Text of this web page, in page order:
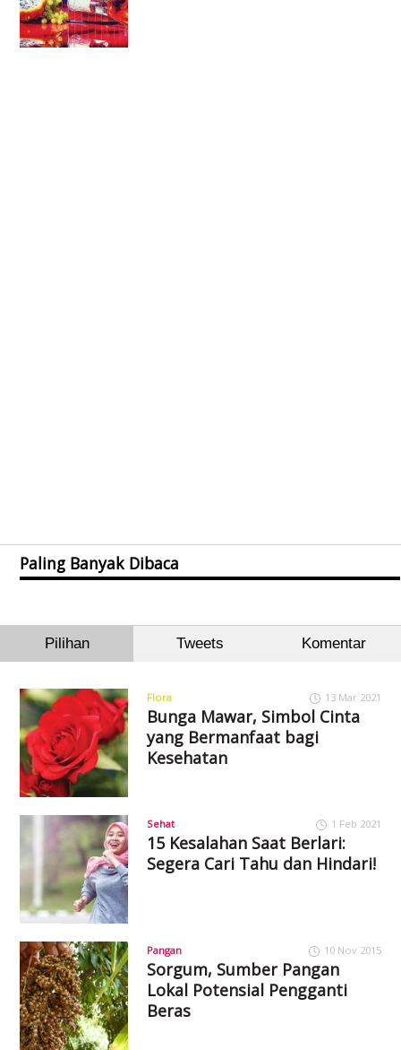
Paling Banyak Dibaca
Pilihan Tweets Komentar
Flora 13 Mar 2021
Bunga Mawar, Simbol Cinta
yang Bermanfaat bagi
Kesehatan
Sehat 1 Feb 2021
15 Kesalahan Saat Berlari:
Segera Cari Tahu dan Hindari!
Pangan 10 Nov 2015
Sorgum, Sumber Pangan
Lokal Potensial Pengganti
Beras